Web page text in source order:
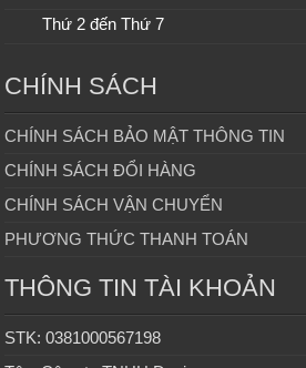
Thứ 2 đến Thứ 7
CHÍNH SÁCH
CHÍNH SÁCH BẢO MẬT THÔNG TIN
CHÍNH SÁCH ĐỔI HÀNG
CHÍNH SÁCH VẬN CHUYỂN
PHƯƠNG THỨC THANH TOÁN
THÔNG TIN TÀI KHOẢN
STK: 0381000567198